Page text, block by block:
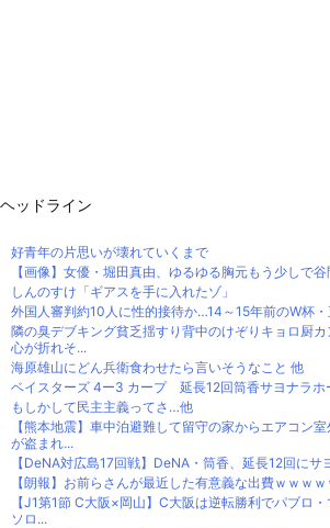
ヘッドライン
好青年の片思いが壊れていくまで
【画像】女優・堀田真由、ゆるゆる胸元もう少しで
しんのすけ「ギアスを手に入れたゾ」
外国人審判約10人に性的接待か…14～15年前のW杯
隣の臭デブキング貧乏揺すり背中のけぞりキョロ厨
心が折れそ...
海原雄山にどん兵衛食わせたら言いそうなこと 他
ベイスターズ 4ー3 カープ 延長12回筒香サヨナラホ
もしかして民主主義ってさ…他
【熊本地震】車中泊避難して留守の家からエアコン
が盗まれ...
【DeNA対広島17回戦】DeNA・筒香、延長12回にサ
【朗報】お前らさんが最近した有意義な出費ｗｗｗ
【J1第1節 C大阪×岡山】C大阪は逆転勝利でパブロ
ソロ...